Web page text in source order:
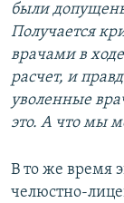
были
Получается
врачами в
расчет, и
уволенные
это. А что мы
В то же время
челюстно-